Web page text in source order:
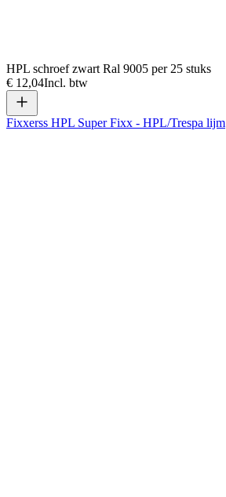
HPL schroef zwart Ral 9005 per 25 stuks
€ 12,04Incl. btw
Fixxerss HPL Super Fixx - HPL/Trespa lijm